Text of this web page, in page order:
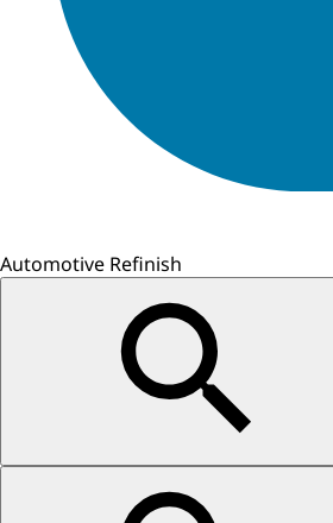
Automotive Refinish